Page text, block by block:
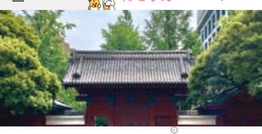
ねとらぼメニュー
TOP ニュース
エンタメ クイズ
グルメ 地域
住まい